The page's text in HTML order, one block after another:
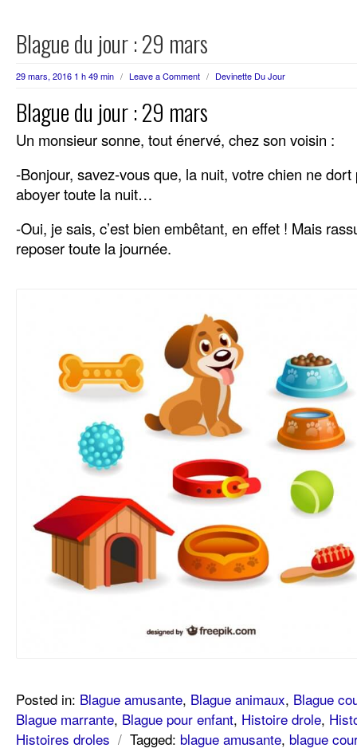
Blague du jour : 29 mars
29 mars, 2016 1 h 49 min / Leave a Comment / Devinette Du Jour
Blague du jour : 29 mars
Un monsieur sonne, tout énervé, chez son voisin :
-Bonjour, savez-vous que, la nuit, votre chien ne dort
aboyer toute la nuit…
-Oui, je sais, c’est bien embêtant, en effet ! Mais
reposer toute la journée.
Posted in: Blague amusante, Blague animaux, Blague
Blague marrante, Blague pour enfant, Histoire drole,
Histoires droles / Tagged: blague amusante, blague